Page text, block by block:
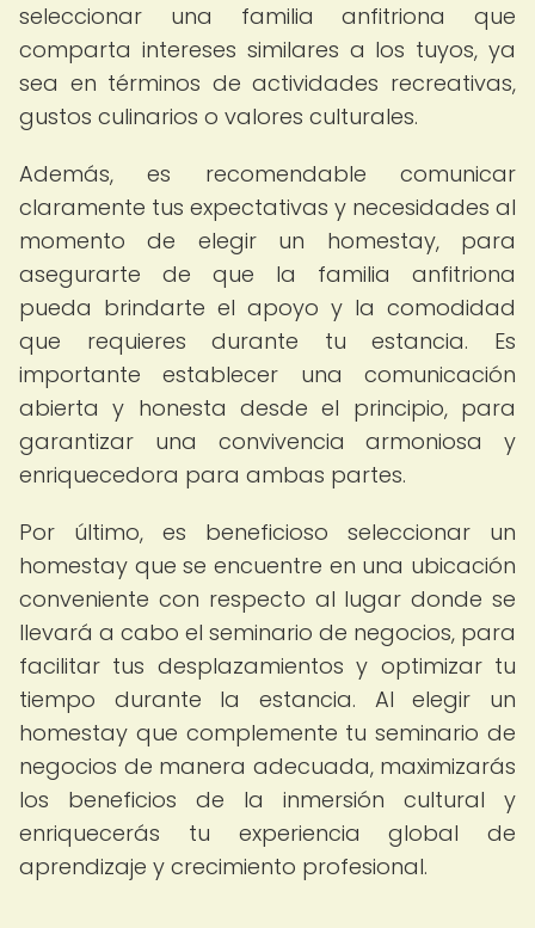
seleccionar una familia anfitriona que
comparta intereses similares a los tuyos, ya
sea en términos de actividades recreativas,
gustos culinarios o valores culturales.
Además, es recomendable comunicar
claramente tus expectativas y necesidades al
momento de elegir un homestay, para
asegurarte de que la familia anfitriona
pueda brindarte el apoyo y la comodidad
que requieres durante tu estancia. Es
importante establecer una comunicación
abierta y honesta desde el principio, para
garantizar una convivencia armoniosa y
enriquecedora para ambas partes.
Por último, es beneficioso seleccionar un
homestay que se encuentre en una ubicación
conveniente con respecto al lugar donde se
llevará a cabo el seminario de negocios, para
facilitar tus desplazamientos y optimizar tu
tiempo durante la estancia. Al elegir un
homestay que complemente tu seminario de
negocios de manera adecuada, maximizarás
los beneficios de la inmersión cultural y
enriquecerás tu experiencia global de
aprendizaje y crecimiento profesional.